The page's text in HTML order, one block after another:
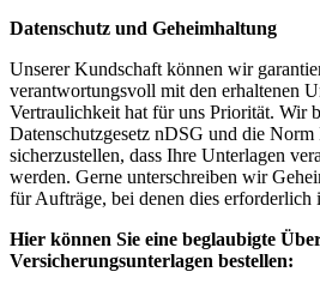
Datenschutz und Geheimhaltung
Unserer Kundschaft können wir
verantwortungsvoll mit den erhaltenen
Vertraulichkeit hat für uns Priorität. Wir
Datenschutzgesetz nDSG und die
sicherzustellen, dass Ihre Unterlagen
werden. Gerne unterschreiben wir
für Aufträge, bei denen dies erforderlich
Hier können Sie eine beglaubigte
Versicherungsunterlagen bestellen: